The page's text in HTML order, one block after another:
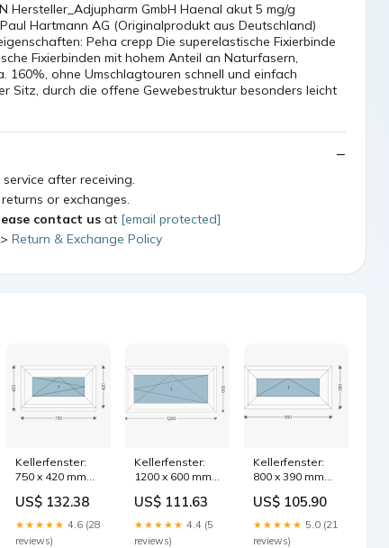
Hersteller_Adjupharm GmbH Haenal akut 5 mg/g
Hartmann AG (Originalprodukt aus Deutschland)
Peha crepp Die superelastische Fixierbinde
Fixierbinden mit hohem Anteil an Naturfasern,
160%, ohne Umschlagtouren schnell und einfach
Sitz, durch die offene Gewebestruktur besonders leicht
after receiving.
or exchanges.
contact us at [email protected]
Return & Exchange Policy
Kellerfenster:
750 x 420 mm
US$ 132.38
★★★★★ 4.6 (28
reviews)
Kellerfenster:
1200 x 600 mm
US$ 111.63
★★★★★ 4.4 (5
reviews)
Kellerfenster:
800 x 390 mm
US$ 105.90
★★★★★ 5.0 (21
reviews)